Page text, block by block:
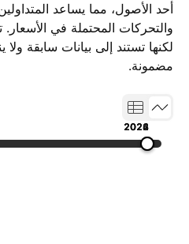
أحد الأصول، مما يساعد
والتحركات المحتملة في
لكنها تستند إلى بيانات سابقة ولا
مضمونة.
2022
2024
2026